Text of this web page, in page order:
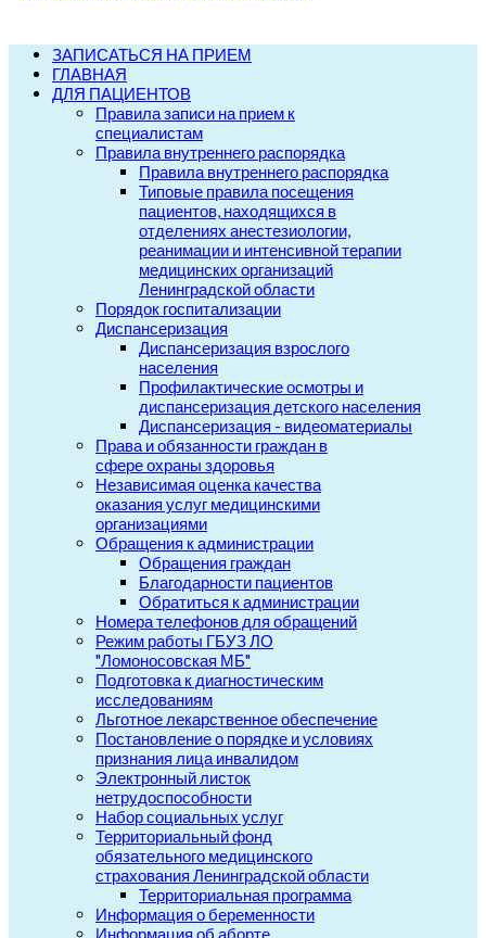
ЗАПИСАТЬСЯ НА ПРИЕМ
ГЛАВНАЯ
ДЛЯ ПАЦИЕНТОВ
Правила записи на прием к
специалистам
Правила внутреннего распорядка
Правила внутреннего распорядка
Типовые правила посещения
пациентов, находящихся в
отделениях анестезиологии,
реанимации и интенсивной терапии
медицинских организаций
Ленинградской области
Порядок госпитализации
Диспансеризация
Диспансеризация взрослого
населения
Профилактические осмотры и
диспансеризация детского населения
Диспансеризация - видеоматериалы
Права и обязанности граждан в
сфере охраны здоровья
Независимая оценка качества
оказания услуг медицинскими
организациями
Обращения к администрации
Обращения граждан
Благодарности пациентов
Обратиться к администрации
Номера телефонов для обращений
Режим работы ГБУЗ ЛО
"Ломоносовская МБ"
Подготовка к диагностическим
исследованиям
Льготное лекарственное обеспечение
Постановление о порядке и условиях
признания лица инвалидом
Электронный листок
нетрудоспособности
Набор социальных услуг
Территориальный фонд
обязательного медицинского
страхования Ленинградской области
Территориальная программа
Информация о беременности
Информация об аборте